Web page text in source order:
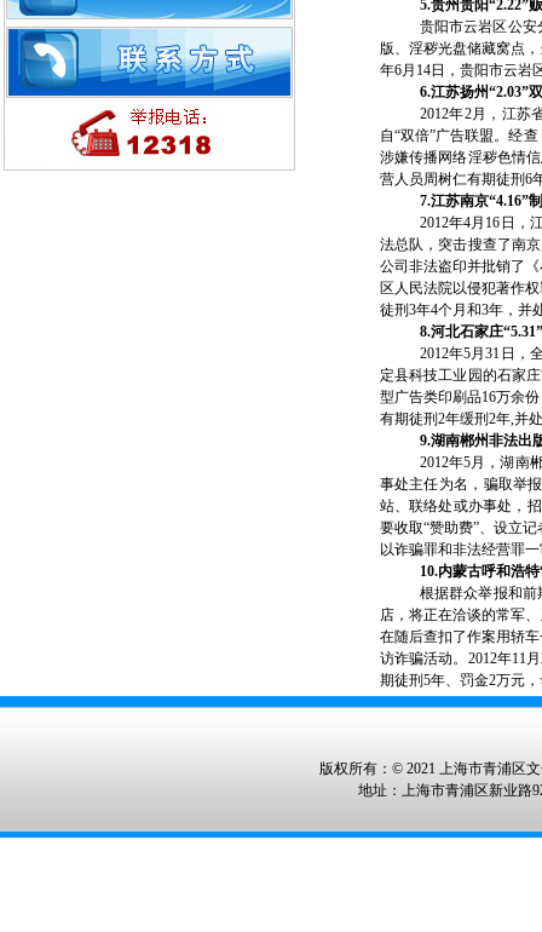
5.贵州贵阳“2.22”
贵阳市云岩区公安
版、淫秽光盘储藏窝点
年6月14日，贵阳市云岩
6.江苏扬州“2.03”
2012年2月，江苏
自“双倍”广告联盟。经
涉嫌传播网络淫秽色情
营人员周树仁有期徒刑6
7.江苏南京“4.16”
2012年4月16日，
法总队，突击搜查了南
公司非法盗印并批销了
区人民法院以侵犯著作
徒刑3年4个月和3年，并
8.河北石家庄
2012年5月31日，
定县科技工业园的石家
型广告类印刷品16万余
有期徒刑2年缓刑2年,并
9.湖南郴州非法出
2012年5月，湖南
事处主任为名，骗取举
站、联络处或办事处，
要收取“赞助费”、设立
以诈骗罪和非法经营罪
10.内蒙古呼和浩
根据群众举报和前
店，将正在洽谈的常军
在随后查扣了作案用轿
访诈骗活动。2012年11
期徒刑5年、罚金2万元
版权所有：© 2021 上海市青浦区文
地址：上海市青浦区新业路